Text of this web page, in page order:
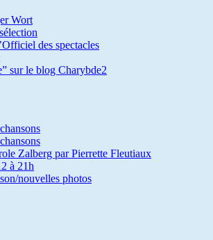
Wort
des spectacles
sur le blog Charybde2
Zalberg par Pierrette Fleutiaux
à 21h
nouvelles photos